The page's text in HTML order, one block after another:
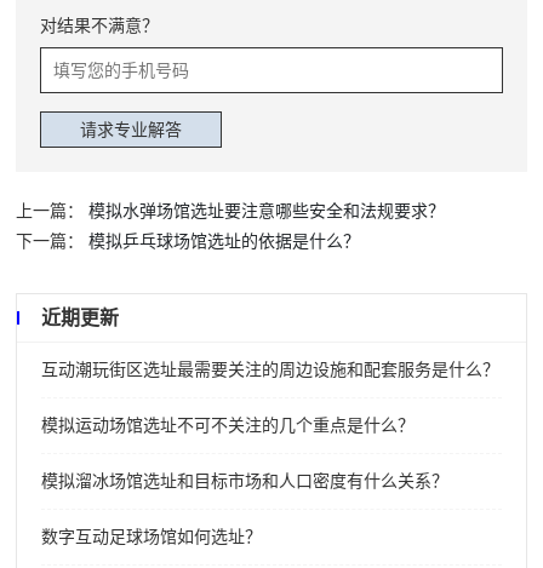
对结果不满意？
上一篇：
模拟水弹场馆选址要注意哪些安全和法规要求？
下一篇：
模拟乒乓球场馆选址的依据是什么？
近期更新
互动潮玩街区选址最需要关注的周边设施和配套服务是什么？
模拟运动场馆选址不可不关注的几个重点是什么？
模拟溜冰场馆选址和目标市场和人口密度有什么关系？
数字互动足球场馆如何选址？